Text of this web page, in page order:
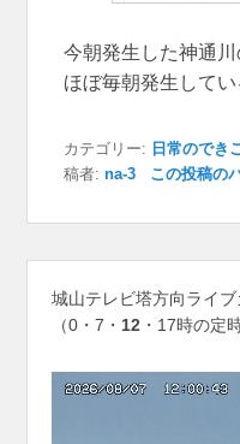
今朝発生した神通
ほぼ毎朝発生してい
カテゴリー: 日常のでき
稿者:na-3 この投稿の
城山テレビ塔方向ライブ
（0・7・ 12 ・17時の定